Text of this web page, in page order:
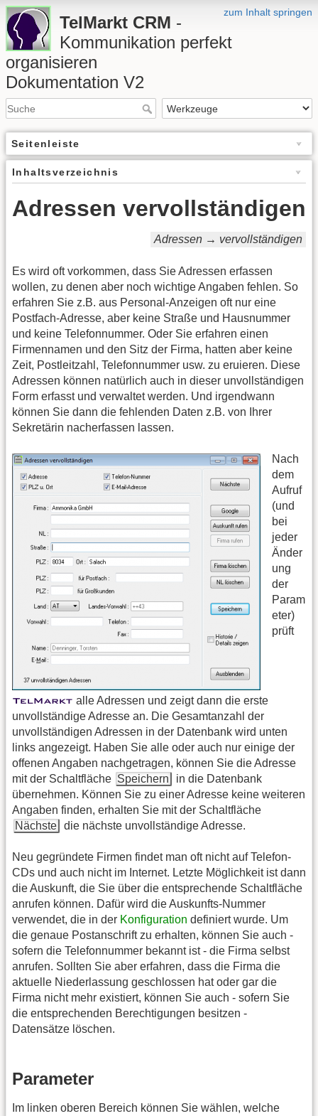
zum Inhalt springen
TelMarkt CRM -
Kommunikation perfekt
organisieren
Dokumentation V2
Seitenleiste
Inhaltsverzeichnis
Adressen vervollständigen
Adressen → vervollständigen
Es wird oft vorkommen, dass Sie Adressen erfassen
wollen, zu denen aber noch wichtige Angaben fehlen. So
erfahren Sie z.B. aus Personal-Anzeigen oft nur eine
Postfach-Adresse, aber keine Straße und Hausnummer
und keine Telefonnummer. Oder Sie erfahren einen
Firmennamen und den Sitz der Firma, hatten aber keine
Zeit, Postleitzahl, Telefonnummer usw. zu eruieren. Diese
Adressen können natürlich auch in dieser unvollständigen
Form erfasst und verwaltet werden. Und irgendwann
können Sie dann die fehlenden Daten z.B. von Ihrer
Sekretärin nacherfassen lassen.
Nach
dem
Aufruf
(und
bei
jeder
Änder
ung
der
Param
eter)
prüft
alle Adressen und zeigt dann die erste
unvollständige Adresse an. Die Gesamtanzahl der
unvollständigen Adressen in der Datenbank wird unten
links angezeigt. Haben Sie alle oder auch nur einige der
offenen Angaben nachgetragen, können Sie die Adresse
mit der Schaltfläche Speichern
in die Datenbank
übernehmen. Können Sie zu einer Adresse keine weiteren
Angaben finden, erhalten Sie mit der Schaltfläche
Nächste die nächste unvollständige Adresse.
Neu gegründete Firmen findet man oft nicht auf Telefon-
CDs und auch nicht im Internet. Letzte Möglichkeit ist dann
die Auskunft, die Sie über die entsprechende Schaltfläche
anrufen können. Dafür wird die Auskunfts-Nummer
verwendet, die in der Konfiguration definiert wurde. Um
die genaue Postanschrift zu erhalten, können Sie auch -
sofern die Telefonnummer bekannt ist - die Firma selbst
anrufen. Sollten Sie aber erfahren, dass die Firma die
aktuelle Niederlassung geschlossen hat oder gar die
Firma nicht mehr existiert, können Sie auch - sofern Sie
die entsprechenden Berechtigungen besitzen -
Datensätze löschen.
Parameter
Im linken oberen Bereich können Sie wählen, welche